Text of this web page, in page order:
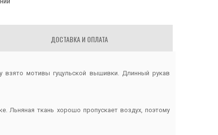
ДОСТАВКА И ОПЛАТА
мотивы гуцульской вышивки. Длинный рукав
Льняная ткань хорошо пропускает воздух, поэтому